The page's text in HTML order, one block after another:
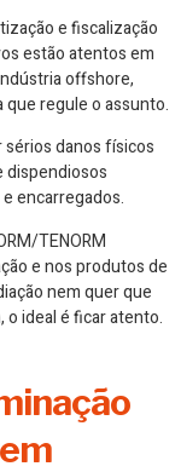
e fiscalização
estão atentos em
offshore,
que regule o assunto.
sérios danos físicos
dispendiosos
encarregados.
TENORM
e nos produtos de
nem quer que
ideal é ficar atento.